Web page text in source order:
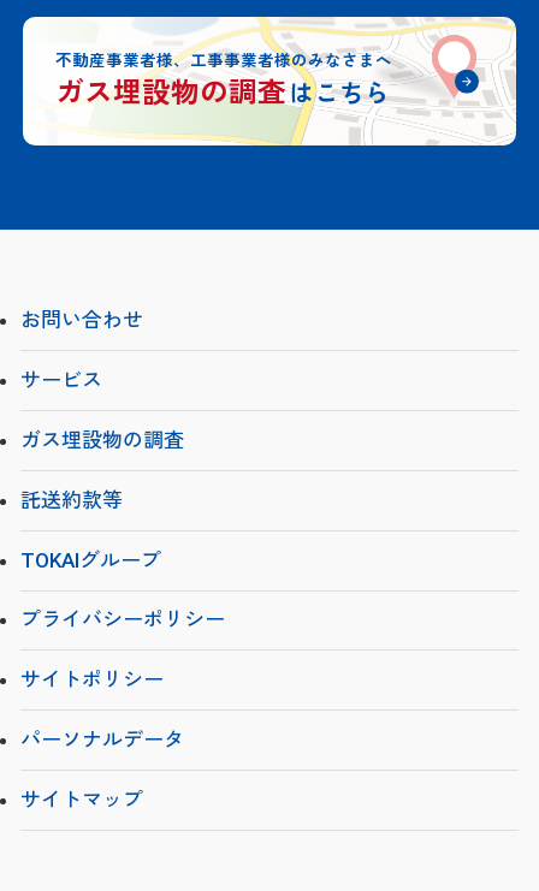
不動産事業者様、工事事業者様のみなさまへ
ガス埋設物の調査はこちら
お問い合わせ
サービス
ガス埋設物の調査
託送約款等
TOKAIグループ
プライバシーポリシー
サイトポリシー
パーソナルデータ
サイトマップ